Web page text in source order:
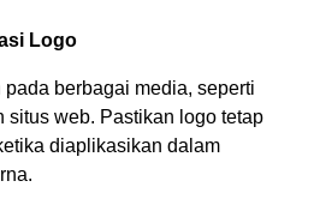
Logo
berbagai media, seperti
situs web. Pastikan logo tetap
diaplikasikan dalam